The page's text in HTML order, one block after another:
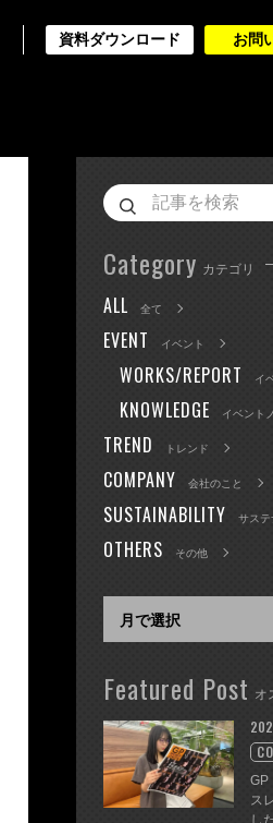
資料ダウンロード お問
Category カテゴリ
ALL 全て
EVENT イベント
WORKS/REPORT イ
KNOWLEDGE イベント
TREND トレンド
COMPANY 会社のこと
SUSTAINABILITY サステ
OTHERS その他
Featured Post オ
GP
ス
し